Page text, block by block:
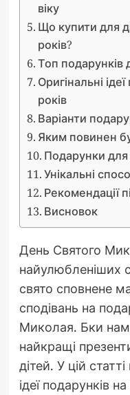
віку
Що купити для
років?
Топ подарунків
Оригінальні
років
Варіанти
Яким повинен
Подарунки для
Унікальні
Рекомендації
Висновок
День Святого
найулюбленіших
свято сповнене
сподівань на
Миколая. Бки
найкращі
дітей. У цій
ідеї подарунків